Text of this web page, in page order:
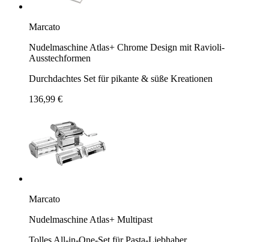
Marcato
Nudelmaschine Atlas+ Chrome Design mit Ravioli-
Ausstechformen
Durchdachtes Set für pikante & süße Kreationen
136,99 €
Marcato
Nudelmaschine Atlas+ Multipast
Tolles All-in-One-Set für Pasta-Liebhaber